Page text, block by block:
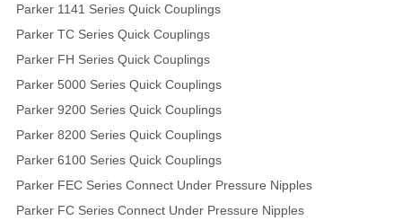
Parker 1141 Series Quick Couplings
Parker TC Series Quick Couplings
Parker FH Series Quick Couplings
Parker 5000 Series Quick Couplings
Parker 9200 Series Quick Couplings
Parker 8200 Series Quick Couplings
Parker 6100 Series Quick Couplings
Parker FEC Series Connect Under Pressure Nipples
Parker FC Series Connect Under Pressure Nipples